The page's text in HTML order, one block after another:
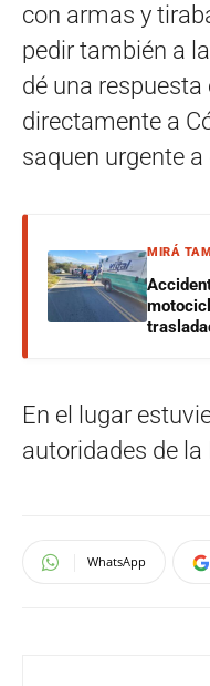
con armas y
pedir también a
dé una
directamente a
saquen urgente a
MIRÁ
En el lugar
autoridades de
WhatsApp